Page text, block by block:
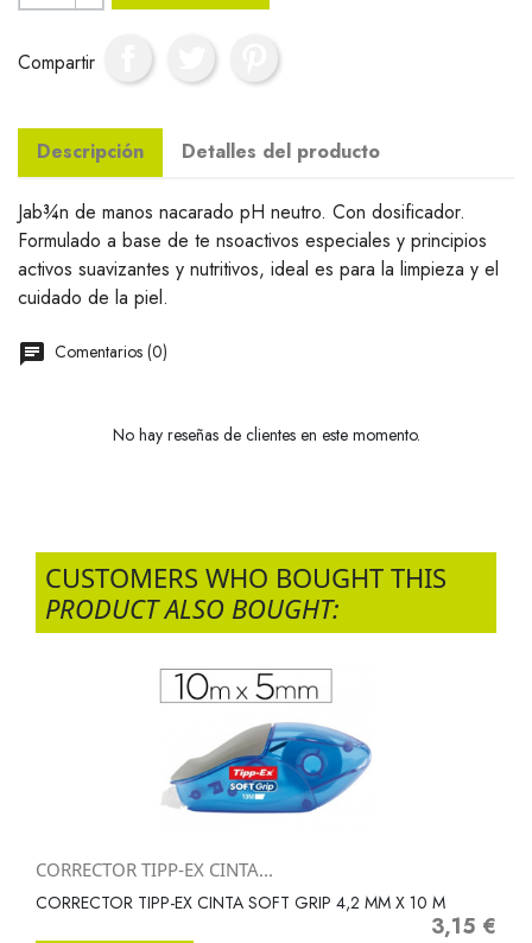
Compartir
Descripción Detalles del producto
Jab¾n de manos nacarado pH neutro. Con dosificador.
Formulado a base de te nsoactivos especiales y principios
activos suavizantes y nutritivos, ideal es para la limpieza y el
cuidado de la piel.
Comentarios (0)
No hay reseñas de clientes en este momento.
CUSTOMERS WHO BOUGHT THIS
PRODUCT ALSO BOUGHT:
CORRECTOR TIPP-EX CINTA...
CORRECTOR TIPP-EX CINTA SOFT GRIP 4,2 MM X 10 M
Precio
3,15 €